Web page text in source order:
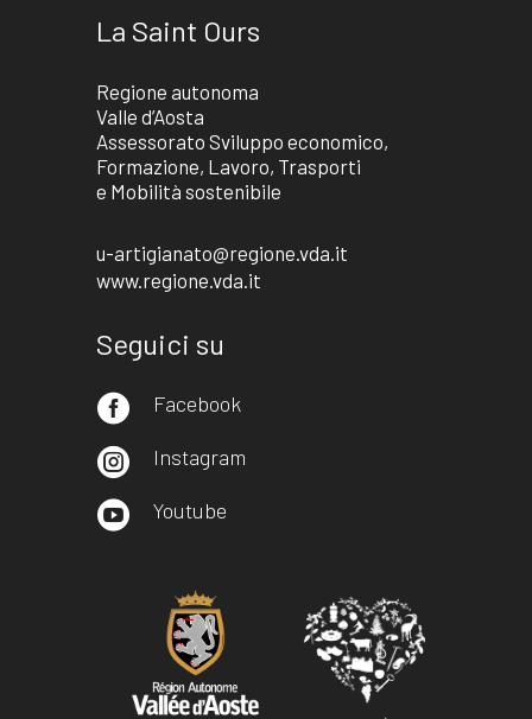
La Saint Ours
Regione autonoma
Valle d’Aosta
Assessorato Sviluppo economico,
Formazione, Lavoro, Trasporti
e Mobilità sostenibile
u-artigianato@regione.vda.it
www.regione.vda.it
Seguici su
 Facebook
 Instagram
 Youtube